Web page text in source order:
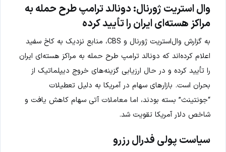
وال استریت ژورنال: دونالد ترامپ طرح حمله به
مراکز هسته‌ای ایران را تأیید کرده
به گزارش وال‌استریت ژورنال و CBS، منابع نزدیک به کاخ سفید
اعلام کرده‌اند که دونالد ترامپ طرح حمله به مراکز هسته‌ای ایران
را تأیید کرده و در حال ارزیابی گزینه‌های خروج دیپلماتیک از
بحران است. بازارهای سهام در آمریکا به دلیل تعطیلات
“جونتینث” بسته بودند، اما معاملات آتی سهام کاهش یافت و
شاخص دلار آمریکا تقویت شد.
سیاست پولی فدرال رزرو